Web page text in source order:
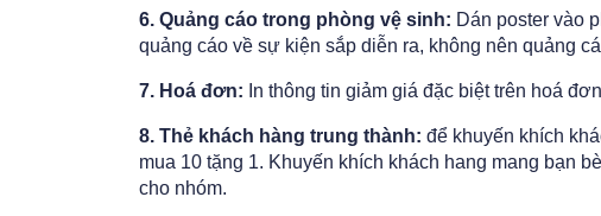
6. Quảng cáo trong phòng vệ sinh: Dán poster vào
quảng cáo về sự kiện sắp diễn ra, không nên quảng
7. Hoá đơn: In thông tin giảm giá đặc biệt trên hoá
8. Thẻ khách hàng trung thành: để khuyến khích
mua 10 tặng 1. Khuyến khích khách hang mang bạn
cho nhóm.